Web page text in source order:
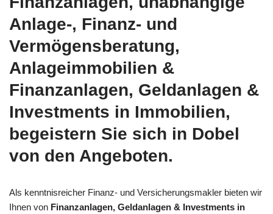
Anlage-, Finanz- und
Vermögensberatung,
Anlageimmobilien &
Finanzanlagen, Geldanlagen &
Investments in Immobilien,
begeistern Sie sich in Dobel
von den Angeboten.
Als kenntnisreicher Finanz- und Versicherungsmakler bieten wir
Ihnen von Finanzanlagen, Geldanlagen & Investments in